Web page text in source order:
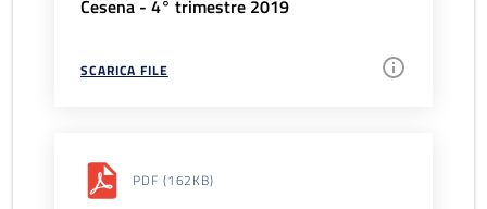
Cesena - 4° trimestre 2019
SCARICA FILE
PDF (162KB)